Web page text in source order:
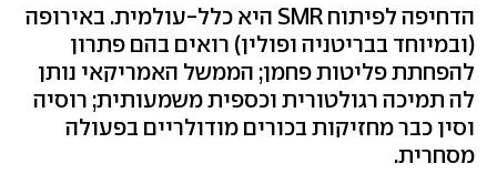
הדחיפה לפיתוח SMR היא כלל-עולמית. באירופה
(ובמיוחד בבריטניה ופולין) רואים בהם פתרון
להפחתת פליטות פחמן; הממשל האמריקאי נותן
לה תמיכה רגולטורית וכספית משמעותית; רוסיה
וסין כבר מחזיקות בכורים מודולריים בפעולה
מסחרית.